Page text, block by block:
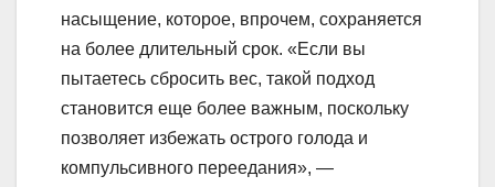
насыщение, которое, впрочем, сохраняется
на более длительный срок. «Если вы
пытаетесь сбросить вес, такой подход
становится еще более важным, поскольку
позволяет избежать острого голода и
компульсивного переедания», —